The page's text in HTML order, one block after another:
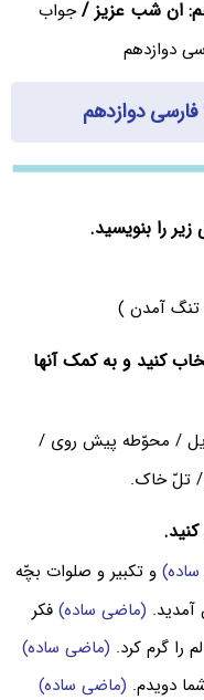
ان شب عزیز /جواب
تنگ آمدن )
کنید و به کمک آنها
/ محوّطه پیش روی /
/ تلّ خاک.
و تکبیر و صلوات بچّه
(ماضی ساده) فکر
را گرم کرد. (ماضی ساده)
دویدم. (ماضی ساده)